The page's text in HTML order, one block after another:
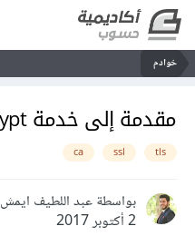
خوادم
مقدمة إلى خدمة Let’s Encrypt
tls
ssl
ca
بواسطة عبد اللطيف ايمش
2 أكتوبر 2017